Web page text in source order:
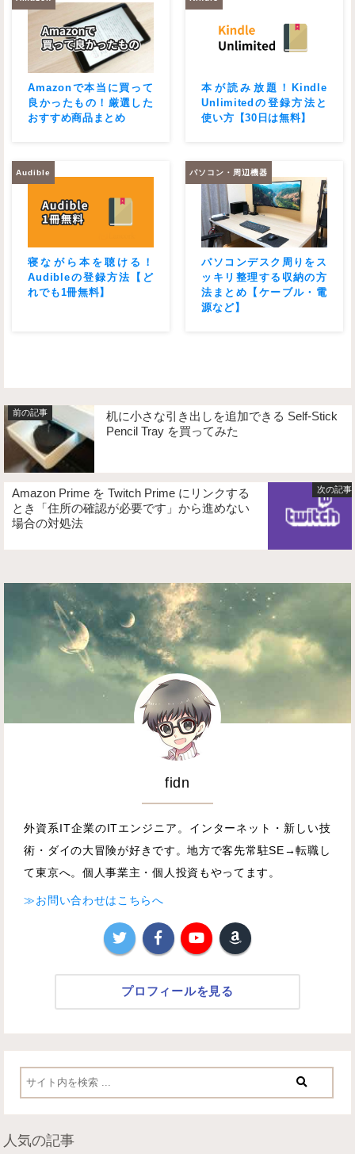
Amazonで本当に買って
良かったもの！厳選した
おすすめ商品まとめ
本が読み放題！Kindle
Unlimitedの登録方法と
使い方【30日は無料】
Audible
寝ながら本を聴ける！
Audibleの登録方法【ど
れでも1冊無料】
パソコン・周辺機器
パソコンデスク周りをス
ッキリ整理する収納の方
法まとめ【ケーブル・電
源など】
机に小さな引き出しを追加できる Self-Stick
Pencil Tray を買ってみた
Amazon Prime を Twitch Prime にリンクする
とき「住所の確認が必要です」から進めない
場合の対処法
fidn
外資系IT企業のITエンジニア。インターネット・新しい技
術・ダイの大冒険が好きです。地方で客先常駐SE→転職し
て東京へ。個人事業主・個人投資もやってます。
≫お問い合わせはこちらへ
プロフィールを見る
人気の記事